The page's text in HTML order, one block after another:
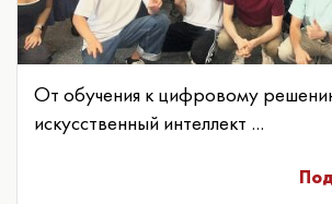
От обучения к цифровому
искусственный интеллект ...